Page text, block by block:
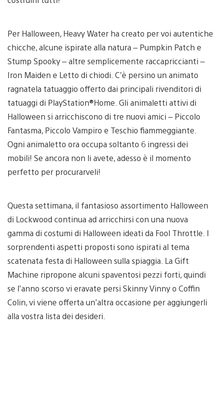
Per Halloween, Heavy Water ha creato per voi autentiche
chicche, alcune ispirate alla natura – Pumpkin Patch e
Stump Spooky – altre semplicemente raccapriccianti –
Iron Maiden e Letto di chiodi. C’è persino un animato
ragnatela tatuaggio offerto dai principali rivenditori di
tatuaggi di PlayStation®Home. Gli animaletti attivi di
Halloween si arricchiscono di tre nuovi amici – Piccolo
Fantasma, Piccolo Vampiro e Teschio fiammeggiante.
Ogni animaletto ora occupa soltanto 6 ingressi dei
mobili! Se ancora non li avete, adesso è il momento
perfetto per procurarveli!
Questa settimana, il fantasioso assortimento Halloween
di Lockwood continua ad arricchirsi con una nuova
gamma di costumi di Halloween ideati da Fool Throttle. I
sorprendenti aspetti proposti sono ispirati al tema
scatenata festa di Halloween sulla spiaggia. La Gift
Machine ripropone alcuni spaventosi pezzi forti, quindi
se l’anno scorso vi eravate persi Skinny Vinny o Coffin
Colin, vi viene offerta un’altra occasione per aggiungerli
alla vostra lista dei desideri.